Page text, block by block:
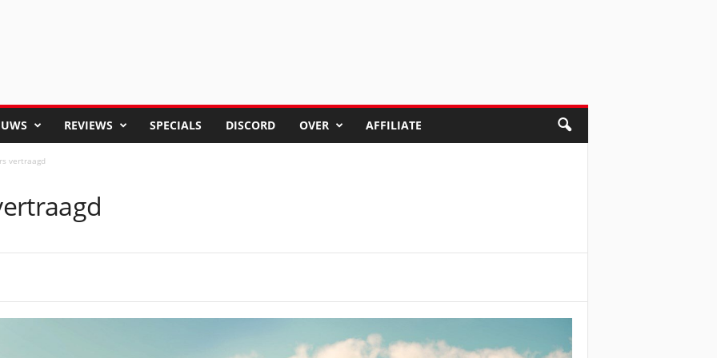
REVIEWS SPECIALS DISCORD OVER AFFILIATE
vertraagd